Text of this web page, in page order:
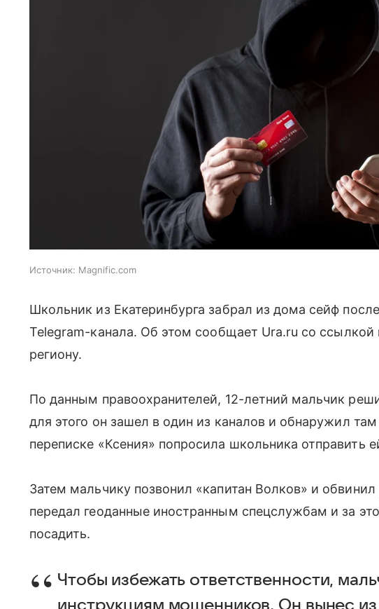
Источник: Magnific.com
Школьник из Екатеринбурга забрал из дома сейф
Telegram-канала. Об этом сообщает Ura.ru со
региону.
По данным правоохранителей, 12-летний мальчик
для этого он зашел в один из каналов и обнаружил
переписке «Ксения» попросила школьника отправить
Затем мальчику позвонил «капитан Волков» и
передал геоданные иностранным спецслужбам и за
посадить.
Чтобы избежать ответственности,
инструкциям мошенников. Он вынес